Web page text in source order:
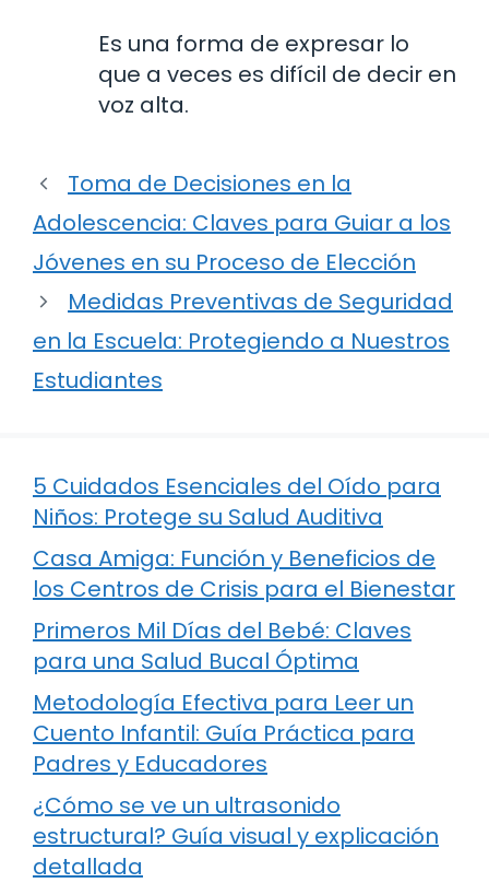
Es una forma de expresar lo
que a veces es difícil de decir en
voz alta.
Toma de Decisiones en la
Adolescencia: Claves para Guiar a los
Jóvenes en su Proceso de Elección
Medidas Preventivas de Seguridad
en la Escuela: Protegiendo a Nuestros
Estudiantes
5 Cuidados Esenciales del Oído para
Niños: Protege su Salud Auditiva
Casa Amiga: Función y Beneficios de
los Centros de Crisis para el Bienestar
Primeros Mil Días del Bebé: Claves
para una Salud Bucal Óptima
Metodología Efectiva para Leer un
Cuento Infantil: Guía Práctica para
Padres y Educadores
¿Cómo se ve un ultrasonido
estructural? Guía visual y explicación
detallada